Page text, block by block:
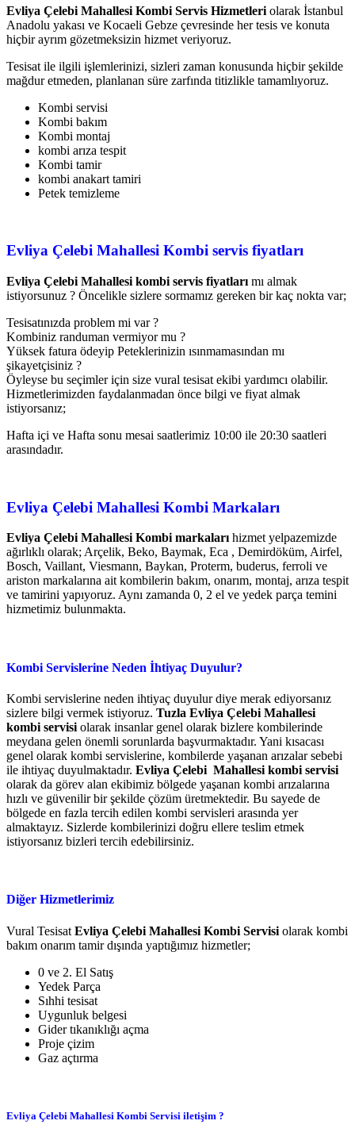
Evliya Çelebi Mahallesi Kombi Servis Hizmetleri olarak İstanbul
Anadolu yakası ve Kocaeli Gebze çevresinde her tesis ve konuta
hiçbir ayrım gözetmeksizin hizmet veriyoruz.
Tesisat ile ilgili işlemlerinizi, sizleri zaman konusunda hiçbir şekilde
mağdur etmeden, planlanan süre zarfında titizlikle tamamlıyoruz.
Kombi servisi
Kombi bakım
Kombi montaj
kombi arıza tespit
Kombi tamir
kombi anakart tamiri
Petek temizleme
Evliya Çelebi Mahallesi Kombi servis fiyatları
Evliya Çelebi Mahallesi kombi servis fiyatları mı almak
istiyorsunuz ? Öncelikle sizlere sormamız gereken bir kaç nokta var;
Tesisatınızda problem mi var ?
Kombiniz randuman vermiyor mu ?
Yüksek fatura ödeyip Peteklerinizin ısınmamasından mı
şikayetçisiniz ?
Öyleyse bu seçimler için size vural tesisat ekibi yardımcı olabilir.
Hizmetlerimizden faydalanmadan önce bilgi ve fiyat almak
istiyorsanız;
Hafta içi ve Hafta sonu mesai saatlerimiz 10:00 ile 20:30 saatleri
arasındadır.
Evliya Çelebi Mahallesi Kombi Markaları
Evliya Çelebi Mahallesi Kombi markalarıhizmet yelpazemizde
ağırlıklı olarak; Arçelik, Beko, Baymak, Eca , Demirdöküm, Airfel,
Bosch, Vaillant, Viesmann, Baykan, Proterm, buderus, ferroli ve
ariston markalarına ait kombilerin bakım, onarım, montaj, arıza tespit
ve tamirini yapıyoruz. Aynı zamanda 0, 2 el ve yedek parça temini
hizmetimiz bulunmakta.
Kombi Servislerine Neden İhtiyaç Duyulur?
Kombi servislerine neden ihtiyaç duyulur diye merak ediyorsanız
sizlere bilgi vermek istiyoruz. Tuzla Evliya Çelebi Mahallesi
kombi servisi olarak insanlar genel olarak bizlere kombilerinde
meydana gelen önemli sorunlarda başvurmaktadır. Yani kısacası
genel olarak kombi servislerine, kombilerde yaşanan arızalar sebebi
ile ihtiyaç duyulmaktadır. Evliya Çelebi Mahallesi kombi servisi
olarak da görev alan ekibimiz bölgede yaşanan kombi arızalarına
hızlı ve güvenilir bir şekilde çözüm üretmektedir. Bu sayede de
bölgede en fazla tercih edilen kombi servisleri arasında yer
almaktayız. Sizlerde kombilerinizi doğru ellere teslim etmek
istiyorsanız bizleri tercih edebilirsiniz.
Diğer Hizmetlerimiz
Vural Tesisat Evliya Çelebi Mahallesi Kombi Servisi olarak kombi
bakım onarım tamir dışında yaptığımız hizmetler;
0 ve 2. El Satış
Yedek Parça
Sıhhi tesisat
Uygunluk belgesi
Gider tıkanıklığı açma
Proje çizim
Gaz açtırma
Evliya Çelebi Mahallesi Kombi Servisi iletişim ?